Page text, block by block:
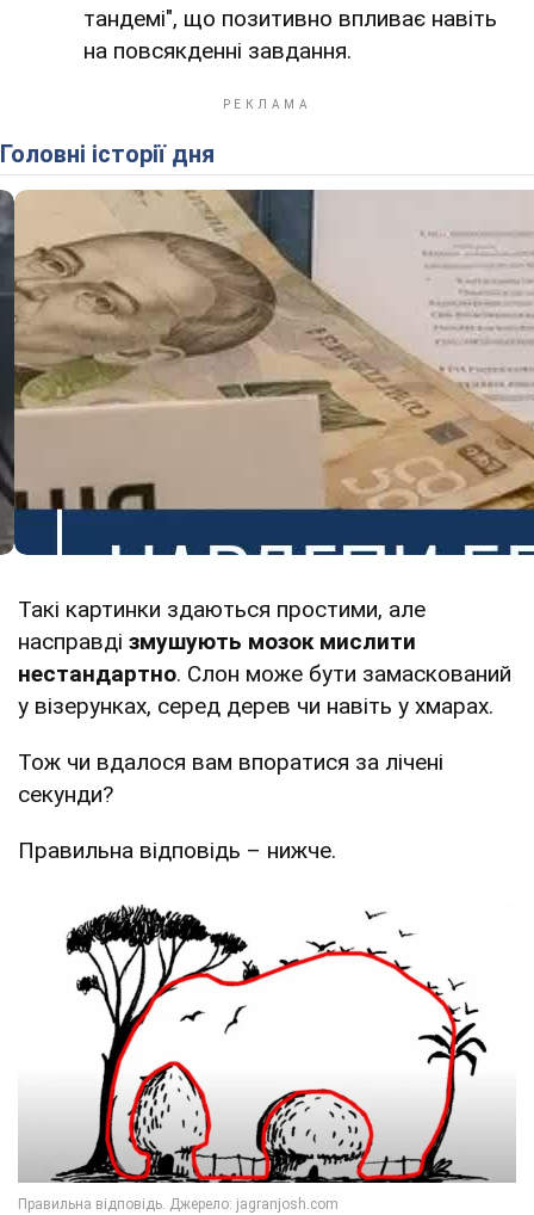
тандемі", що позитивно впливає навіть
на повсякденні завдання.
Головні історії дня
Такі картинки здаються простими, але
насправді змушують мозок мислити
нестандартно. Слон може бути замаскований
у візерунках, серед дерев чи навіть у хмарах.
Тож чи вдалося вам впоратися за лічені
секунди?
Правильна відповідь – нижче.